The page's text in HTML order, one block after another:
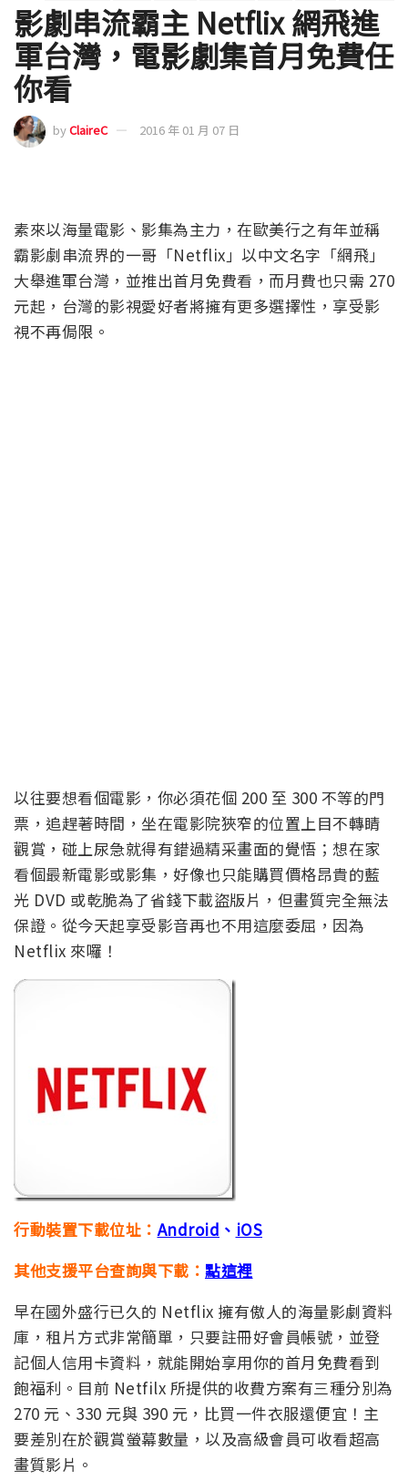
影劇串流霸主 Netflix 網飛進
軍台灣，電影劇集首月免費任
你看
byClaireC 2016 年 01 月 07 日
素來以海量電影、影集為主力，在歐美行之有年並稱
霸影劇串流界的一哥「Netflix」以中文名字「網飛」
大舉進軍台灣，並推出首月免費看，而月費也只需 270
元起，台灣的影視愛好者將擁有更多選擇性，享受影
視不再侷限。
以往要想看個電影，你必須花個 200 至 300 不等的門
票，追趕著時間，坐在電影院狹窄的位置上目不轉睛
觀賞，碰上尿急就得有錯過精采畫面的覺悟；想在家
看個最新電影或影集，好像也只能購買價格昂貴的藍
光 DVD 或乾脆為了省錢下載盜版片，但畫質完全無法
保證。從今天起享受影音再也不用這麼委屈，因為
Netflix 來囉！
行動裝置下載位址：Android 、 iOS
其他支援平台查詢與下載： 點這裡
早在國外盛行已久的 Netflix 擁有傲人的海量影劇資料
庫，租片方式非常簡單，只要註冊好會員帳號，並登
記個人信用卡資料，就能開始享用你的首月免費看到
飽福利。目前 Netfilx 所提供的收費方案有三種分別為
270 元、330 元與 390 元，比買一件衣服還便宜！主
要差別在於觀賞螢幕數量，以及高級會員可收看超高
畫質影片。